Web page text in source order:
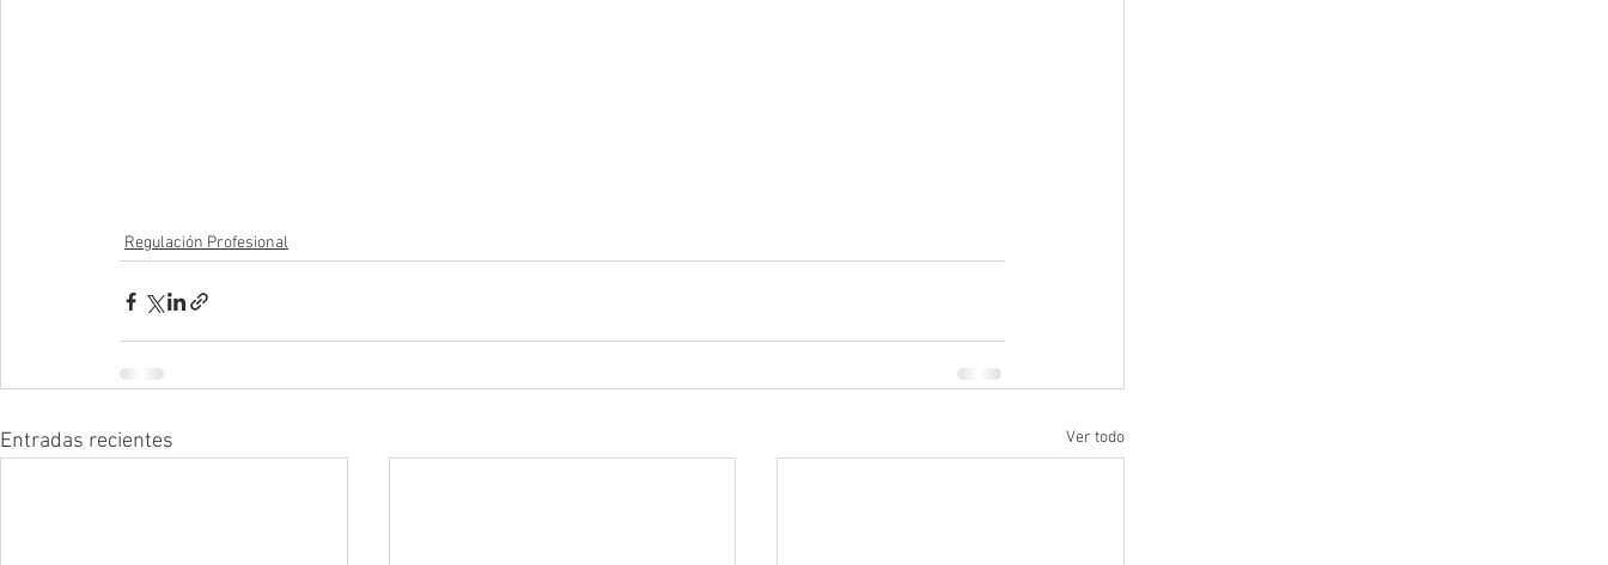
Regulación Profesional
Entradas recientes Ver todo